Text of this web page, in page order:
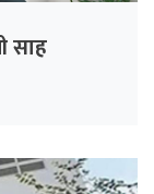
साह